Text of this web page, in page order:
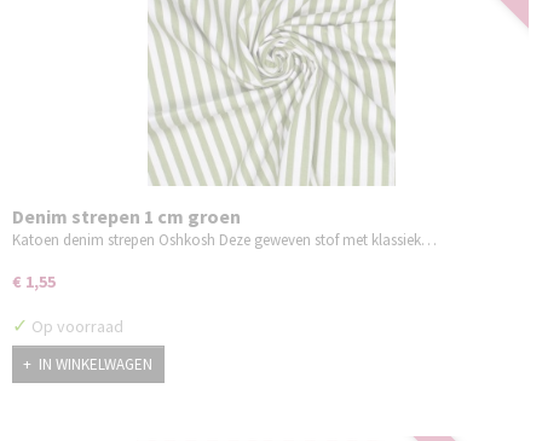
Denim strepen 1 cm groen
Katoen denim strepen Oshkosh Deze geweven stof met klassiek…
€ 1,55
✓ Op voorraad
IN WINKELWAGEN